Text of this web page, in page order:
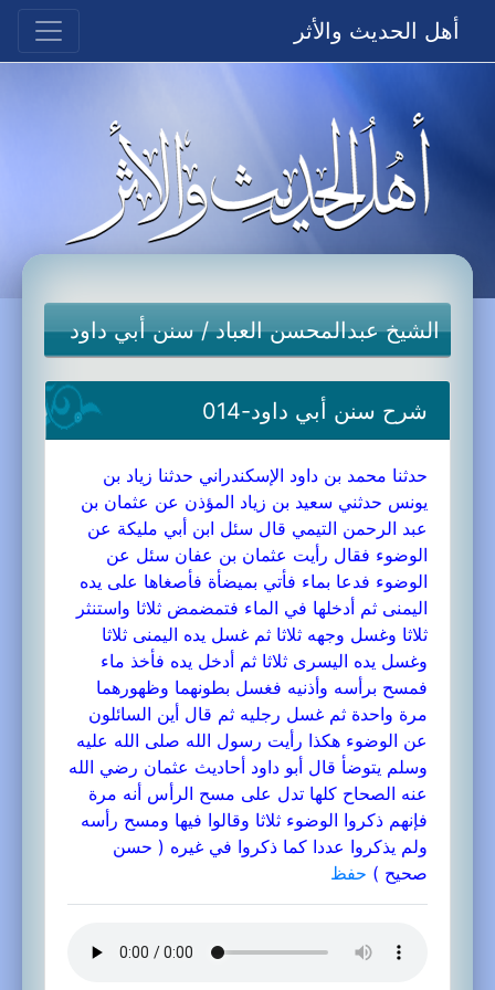
أهل الحديث والأثر
الشيخ عبدالمحسن العباد/سنن أبي داود
شرح سنن أبي داود-014
حدثنا محمد بن داود الإسكندراني حدثنا زياد بن
يونس حدثني سعيد بن زياد المؤذن عن عثمان بن
عبد الرحمن التيمي قال سئل ابن أبي مليكة عن
الوضوء فقال رأيت عثمان بن عفان سئل عن
الوضوء فدعا بماء فأتي بميضأة فأصغاها على يده
اليمنى ثم أدخلها في الماء فتمضمض ثلاثا واستنثر
ثلاثا وغسل وجهه ثلاثا ثم غسل يده اليمنى ثلاثا
وغسل يده اليسرى ثلاثا ثم أدخل يده فأخذ ماء
فمسح برأسه وأذنيه فغسل بطونهما وظهورهما
مرة واحدة ثم غسل رجليه ثم قال أين السائلون
عن الوضوء هكذا رأيت رسول الله صلى الله عليه
وسلم يتوضأ قال أبو داود أحاديث عثمان رضي الله
عنه الصحاح كلها تدل على مسح الرأس أنه مرة
فإنهم ذكروا الوضوء ثلاثا وقالوا فيها ومسح رأسه
ولم يذكروا عددا كما ذكروا في غيره ( حسن
صحيح ) حفظ